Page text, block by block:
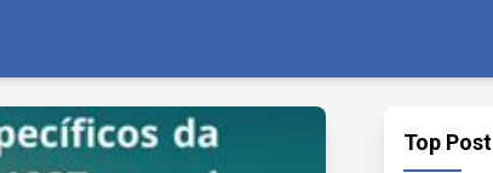
Top Post